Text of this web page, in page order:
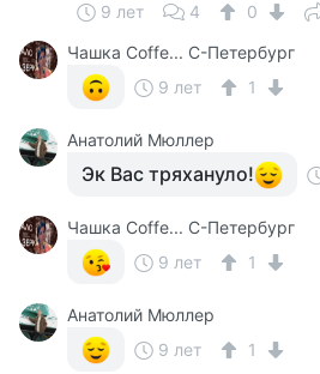
9 лет 4
0
Чашка Cоffe... С-Петербург
9 лет
1
Анатолий Мюллер
Эк Вас тряхануло!
Чашка Cоffe... С-Петербург
9 лет
1
Анатолий Мюллер
9 лет
1